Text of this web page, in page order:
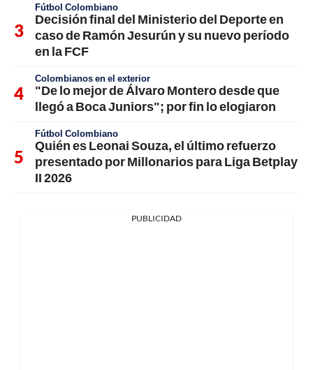
Fútbol Colombiano
Decisión final del Ministerio del Deporte en
caso de Ramón Jesurún y su nuevo período
en la FCF
Colombianos en el exterior
"De lo mejor de Álvaro Montero desde que
llegó a Boca Juniors"; por fin lo elogiaron
Fútbol Colombiano
Quién es Leonai Souza, el último refuerzo
presentado por Millonarios para Liga Betplay
II 2026
PUBLICIDAD